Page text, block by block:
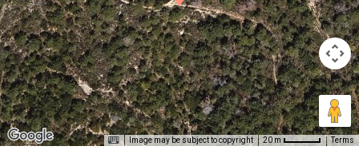
Image may be subject to copyright 20 m Terms